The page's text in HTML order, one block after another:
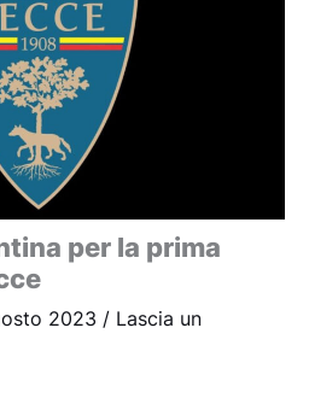
per la prima
2023 / Lascia un